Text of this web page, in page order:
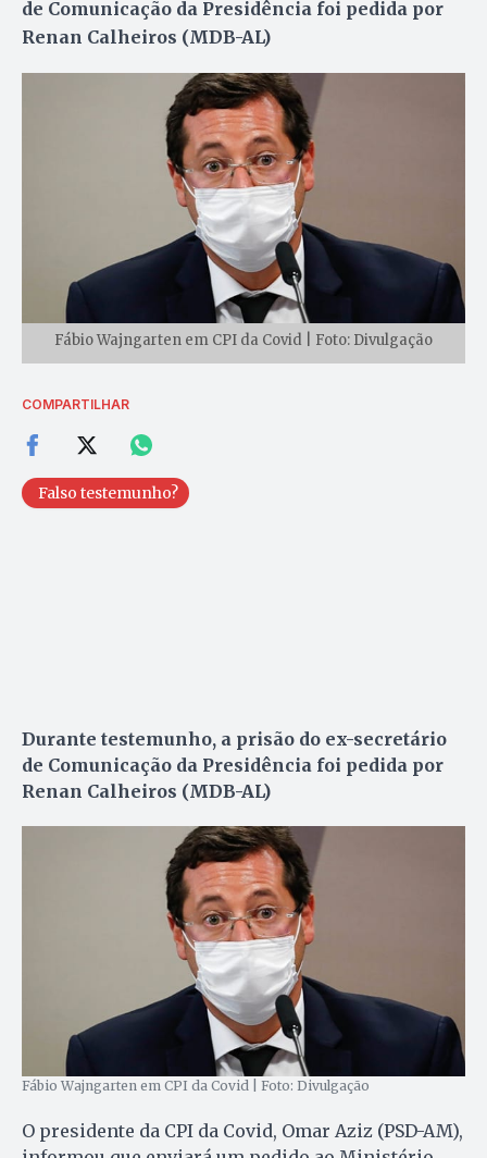
de Comunicação da Presidência foi pedida por
Renan Calheiros (MDB-AL)
Fábio Wajngarten em CPI da Covid | Foto: Divulgação
COMPARTILHAR
Falso testemunho?
Durante testemunho, a prisão do ex-secretário
de Comunicação da Presidência foi pedida por
Renan Calheiros (MDB-AL)
Fábio Wajngarten em CPI da Covid | Foto: Divulgação
O presidente da CPI da Covid, Omar Aziz (PSD-AM),